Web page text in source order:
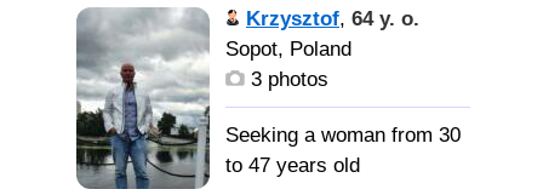
Krzysztof, 64 y. o.
Sopot, Poland
3 photos
Seeking a woman from 30
to 47 years old